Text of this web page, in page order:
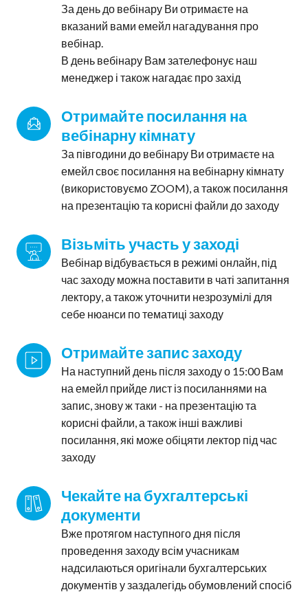
За день до вебінару Ви отримаєте на
вказаний вами емейл нагадування про
вебінар.
В день вебінару Вам зателефонує наш
менеджер і також нагадає про захід
Отримайте посилання на
вебінарну кімнату
За півгодини до вебінару Ви отримаєте на
емейл своє посилання на вебінарну кімнату
(використовуємо ZOOM), а також посилання
на презентацію та корисні файли до заходу
Візьміть участь у заході
Вебінар відбувається в режимі онлайн, під
час заходу можна поставити в чаті запитання
лектору, а також уточнити незрозумілі для
себе нюанси по тематиці заходу
Отримайте запис заходу
На наступний день після заходу о 15:00 Вам
на емейл прийде лист із посиланнями на
запис, знову ж таки - на презентацію та
корисні файли, а також інші важливі
посилання, які може обіцяти лектор під час
заходу
Чекайте на бухгалтерські
документи
Вже протягом наступного дня після
проведення заходу всім учасникам
надсилаються оригінали бухгалтерських
документів у заздалегідь обумовлений спосіб